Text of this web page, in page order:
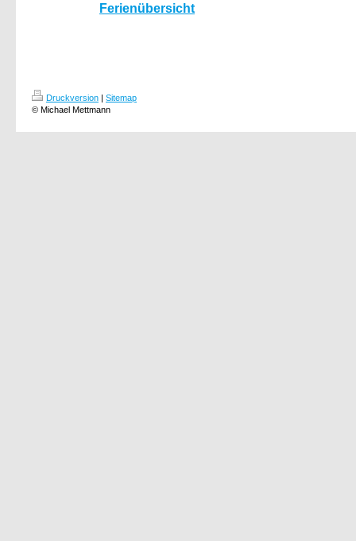
Ferienübersicht
Druckversion | Sitemap
© Michael Mettmann